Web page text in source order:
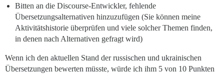
Bitten an die Discourse-Entwickler, fehlende
Übersetzungsalternativen hinzuzufügen (Sie können meine
Aktivitätshistorie überprüfen und viele solcher Themen finden,
in denen nach Alternativen gefragt wird)
Wenn ich den aktuellen Stand der russischen und ukrainischen
Übersetzungen bewerten müsste, würde ich ihm 5 von 10 Punkten